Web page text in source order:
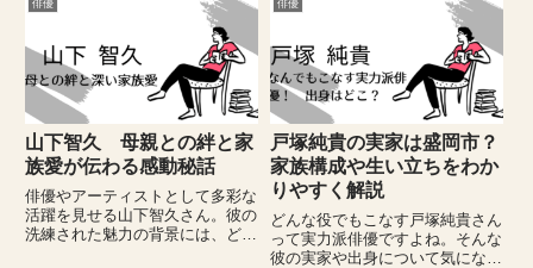
俳優
山下智久 母親との絆と家
族愛が伝わる感動秘話
俳優やアーティストとして多彩な
活躍を見せる山下智久さん。彼の
洗練された魅力の背景には、どの
俳優
戸塚純貴の実家は盛岡市？
家族構成や生い立ちをわか
りやすく解説
どんな役でもこなす戸塚純貴さん
って実力派俳優ですよね。そんな
彼の実家や出身について気になっ